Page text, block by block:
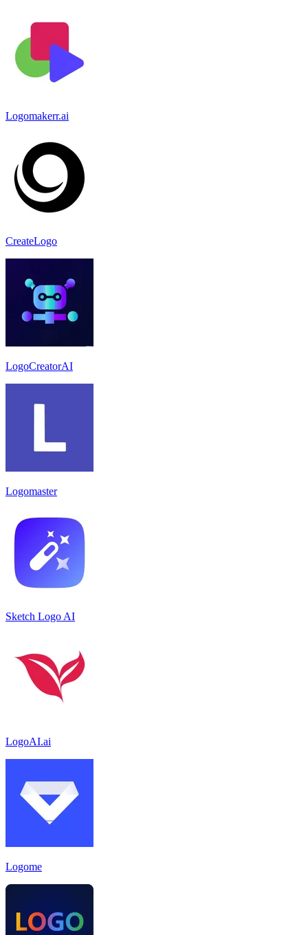
Logomakerr.ai
CreateLogo
LogoCreatorAI
Logomaster
Sketch Logo AI
LogoAI.ai
Logome